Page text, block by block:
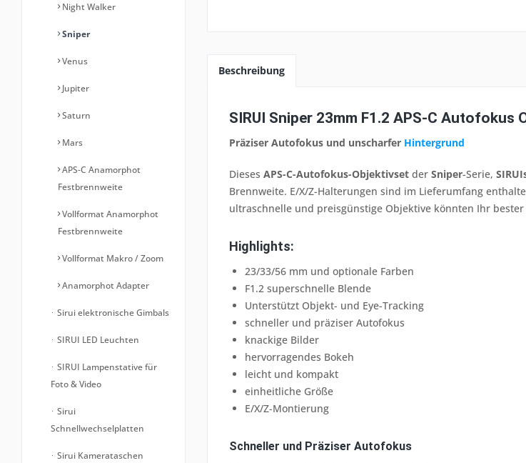
Night Walker
Sniper
Venus
Jupiter
Saturn
Mars
APS-C Anamorphot
Festbrennweite
Vollformat Anamorphot
Festbrennweite
Vollformat Makro / Zoom
Anamorphot Adapter
Sirui elektronische Gimbals
SIRUI LED Leuchten
SIRUI Lampenstative für
Foto & Video
Sirui
Schnellwechselplatten
Sirui Kamerataschen
Beschreibung
SIRUI Sniper 23mm F1.2 APS-C Autofokus
Präziser Autofokus und unscharfer Hintergrund
Dieses APS-C-Autofokus-Objektivset der Sniper-Serie,
Brennweite. E/X/Z-Halterungen sind im Lieferumfang
ultraschnelle und preisgünstige Objektive könnten Ihr
Highlights:
23/33/56 mm und optionale Farben
F1.2 superschnelle Blende
Unterstützt Objekt- und Eye-Tracking
schneller und präziser Autofokus
knackige Bilder
hervorragendes Bokeh
leicht und kompakt
einheitliche Größe
E/X/Z-Montierung
Schneller und Präziser Autofokus